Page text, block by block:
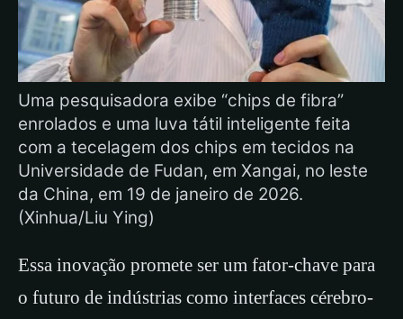
Uma pesquisadora exibe “chips de fibra”
enrolados e uma luva tátil inteligente feita
com a tecelagem dos chips em tecidos na
Universidade de Fudan, em Xangai, no leste
da China, em 19 de janeiro de 2026.
(Xinhua/Liu Ying)
Essa inovação promete ser um fator-chave para
o futuro de indústrias como interfaces cérebro-